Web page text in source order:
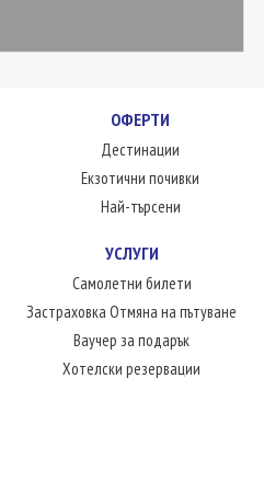
ОФЕРТИ
Дестинации
Екзотични почивки
Най-търсени
УСЛУГИ
Самолетни билети
Застраховка Отмяна на пътуване
Ваучер за подарък
Хотелски резервации